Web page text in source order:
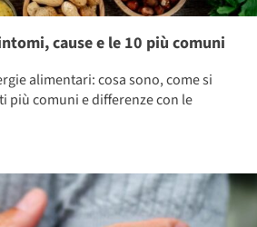
cause e le 10 più comuni
alimentari: cosa sono, come si
più comuni e differenze con le